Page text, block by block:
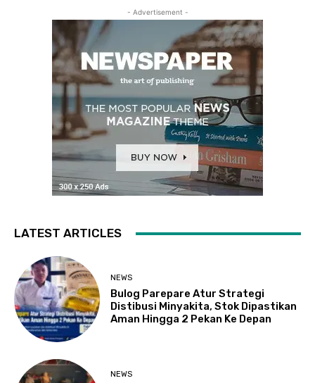
- Advertisement -
LATEST ARTICLES
NEWS
Bulog Parepare Atur Strategi
Distibusi Minyakita, Stok Dipastikan
Aman Hingga 2 Pekan Ke Depan
NEWS